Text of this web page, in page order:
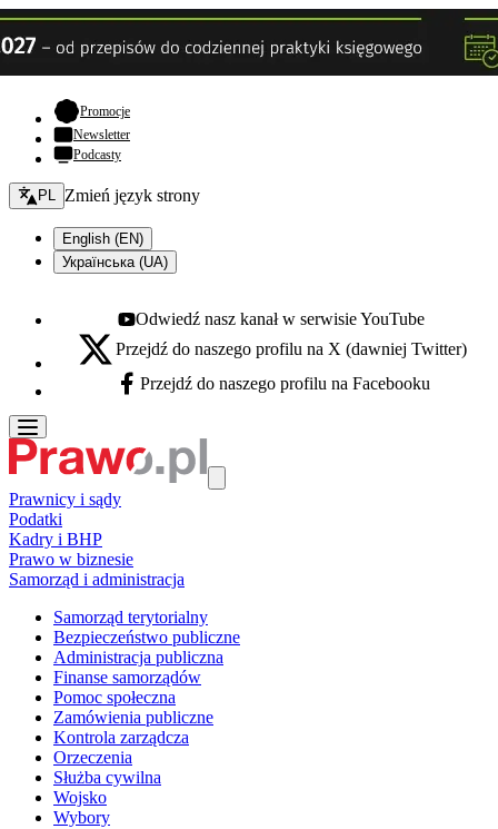
Promocje- otwiera się w nowej karcie
Newsletter
Podcasty
Zmień język - bieżący:
PL Zmień język strony
English (EN)
Українська (UA)
Youtube - otwiera się w nowej karcie
Odwiedź nasz kanał w serwisie YouTube
X - otwiera się w nowej karcie
Przejdź do naszego profilu na X (dawniej Twitter)
Facebook - otwiera się w nowej karcie
Przejdź do naszego profilu na Facebooku
Prawnicy i sądy
Podatki
Kadry i BHP
Prawo w biznesie
Samorząd i administracja
Samorząd terytorialny
Bezpieczeństwo publiczne
Administracja publiczna
Finanse samorządów
Pomoc społeczna
Zamówienia publiczne
Kontrola zarządcza
Orzeczenia
Służba cywilna
Wojsko
Wybory